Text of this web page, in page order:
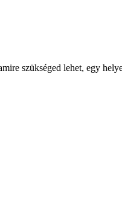
szükséged lehet, egy